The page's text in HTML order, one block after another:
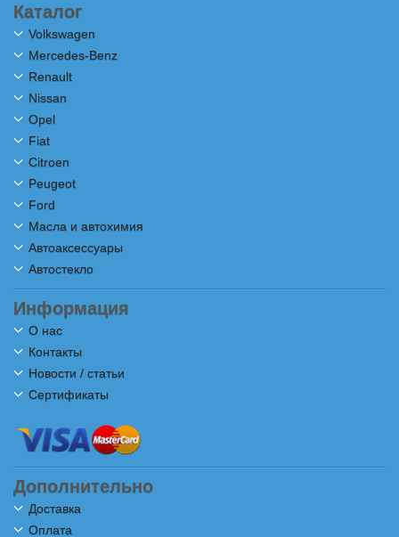
Каталог
Volkswagen
Mercedes-Benz
Renault
Nissan
Opel
Fiat
Citroen
Peugeot
Ford
Масла и автохимия
Автоаксессуары
Автостекло
Информация
О нас
Контакты
Новости / статьи
Сертификаты
Дополнительно
Доставка
Оплата